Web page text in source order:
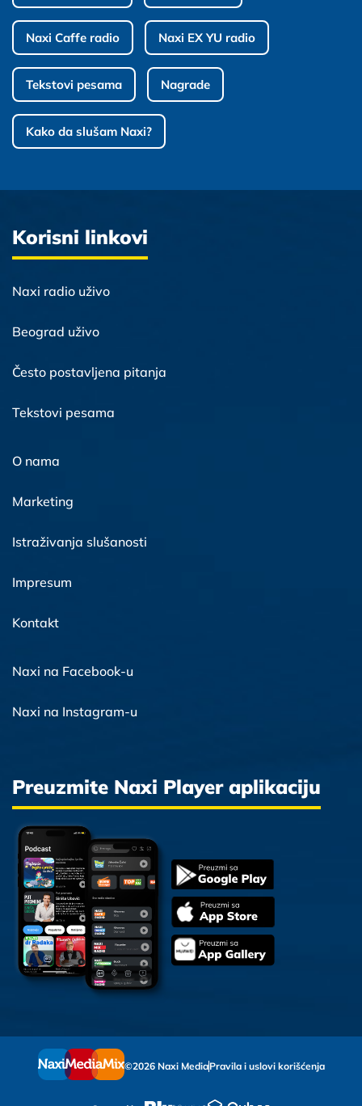
Naxi Caffe radio Naxi EX YU radio
Tekstovi pesama Nagrade
Kako da slušam Naxi?
Korisni linkovi
Naxi radio uživo
Beograd uživo
Često postavljena pitanja
Tekstovi pesama
O nama
Marketing
Istraživanja slušanosti
Impresum
Kontakt
Naxi na Facebook-u
Naxi na Instagram-u
Preuzmite Naxi Player aplikaciju
©2026 Naxi MediaPravila i uslovi korišćenja